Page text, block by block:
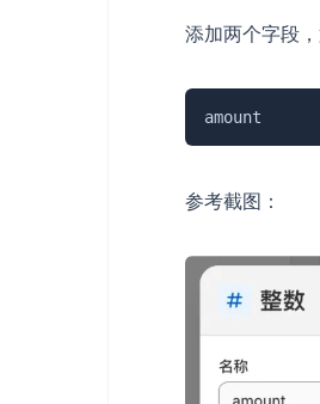
添加两个字段
amount
参考截图：